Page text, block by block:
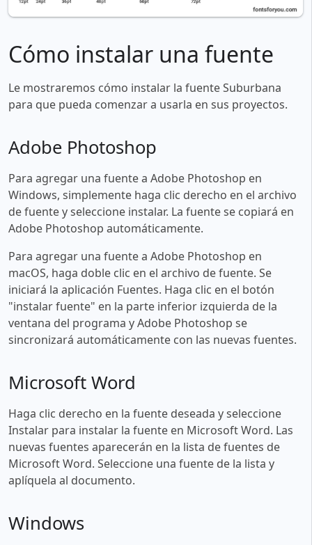
Cómo instalar una fuente
Le mostraremos cómo instalar la fuente Suburbana
para que pueda comenzar a usarla en sus proyectos.
Adobe Photoshop
Para agregar una fuente a Adobe Photoshop en
Windows, simplemente haga clic derecho en el archivo
de fuente y seleccione instalar. La fuente se copiará en
Adobe Photoshop automáticamente.
Para agregar una fuente a Adobe Photoshop en
macOS, haga doble clic en el archivo de fuente. Se
iniciará la aplicación Fuentes. Haga clic en el botón
"instalar fuente" en la parte inferior izquierda de la
ventana del programa y Adobe Photoshop se
sincronizará automáticamente con las nuevas fuentes.
Microsoft Word
Haga clic derecho en la fuente deseada y seleccione
Instalar para instalar la fuente en Microsoft Word. Las
nuevas fuentes aparecerán en la lista de fuentes de
Microsoft Word. Seleccione una fuente de la lista y
aplíquela al documento.
Windows